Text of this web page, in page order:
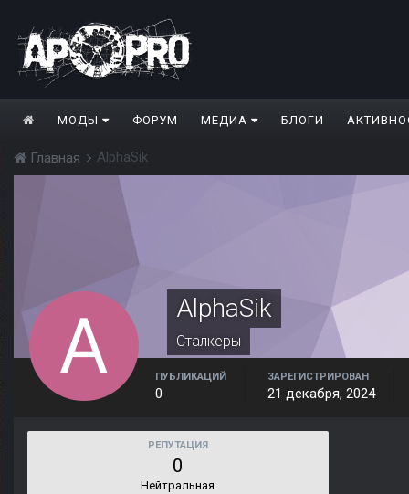
МОДЫ ФОРУМ МЕДИА БЛОГИ
Главная AlphaSik
AlphaSik
Сталкеры
ПУБЛИКАЦИЙ
0
ЗАРЕГИСТРИРОВАН
21 декабря, 2024
РЕПУТАЦИЯ
0
Нейтральная